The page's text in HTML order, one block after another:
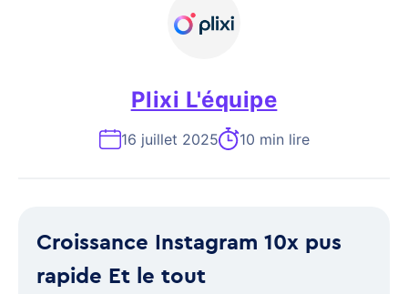
Plixi L'équipe
16 juillet 2025 10 min lire
Croissance Instagram 10x pus
rapide Et le tout